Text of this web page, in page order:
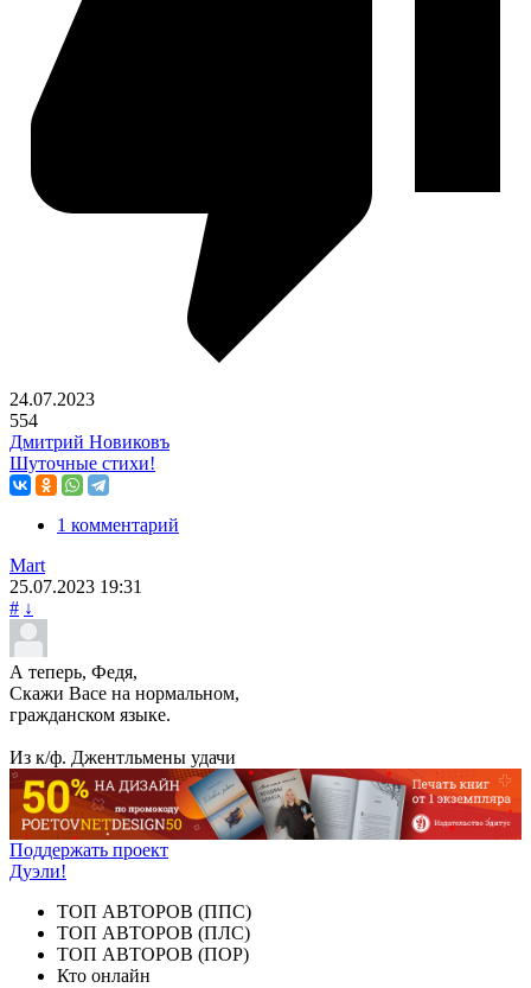
24.07.2023
554
Дмитрий Новиковъ
Шуточные стихи!
1 комментарий
Mart
25.07.2023 19:31
# ↓
А теперь, Федя,
Скажи Васе на нормальном,
гражданском языке.
Из к/ф. Джентльмены удачи
Поддержать проект
Дуэли!
ТОП АВТОРОВ (ППС)
ТОП АВТОРОВ (ПЛС)
ТОП АВТОРОВ (ПОР)
Кто онлайн